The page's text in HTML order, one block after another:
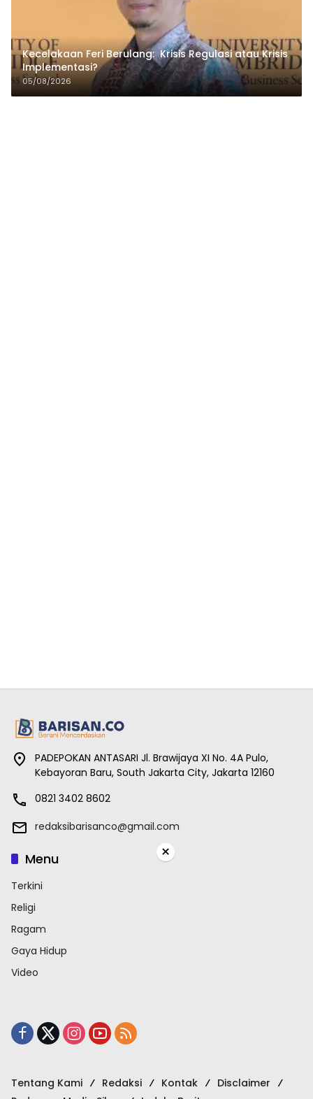
Kecelakaan Feri Berulang: Krisis Regulasi atau Krisis
Implementasi?
05/08/2026
PADEPOKAN ANTASARI Jl. Brawijaya XI No. 4A Pulo,
Kebayoran Baru, South Jakarta City, Jakarta 12160
0821 3402 8602
redaksibarisanco@gmail.com
Menu
Terkini
Religi
Ragam
Gaya Hidup
Video
Tentang Kami Redaksi Kontak
Disclaimer
×